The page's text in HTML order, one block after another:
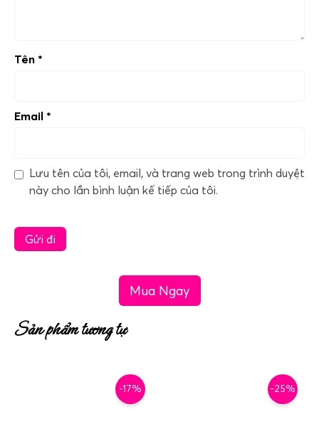
Tên *
Email *
Lưu tên của tôi, email, và trang web trong trình duyệt
này cho lần bình luận kế tiếp của tôi.
Mua Ngay
Sản phẩm tương tự
-17% -25%